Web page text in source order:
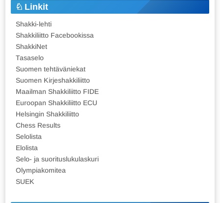
Linkit
Shakki-lehti
Shakkiliitto Facebookissa
ShakkiNet
Tasaselo
Suomen tehtäväniekat
Suomen Kirjeshakkiliitto
Maailman Shakkiliitto FIDE
Euroopan Shakkiliitto ECU
Helsingin Shakkiliitto
Chess Results
Selolista
Elolista
Selo- ja suorituslukulaskuri
Olympiakomitea
SUEK